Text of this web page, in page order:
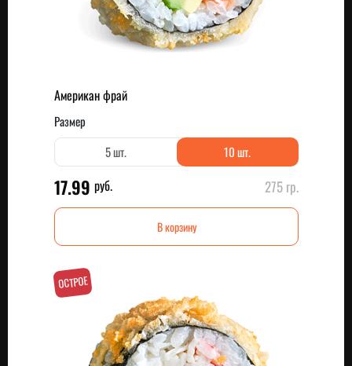
Американ фрай
Размер
5 шт.
10 шт.
17.99 руб. 275 гр.
В корзину
ОСТРОЕ